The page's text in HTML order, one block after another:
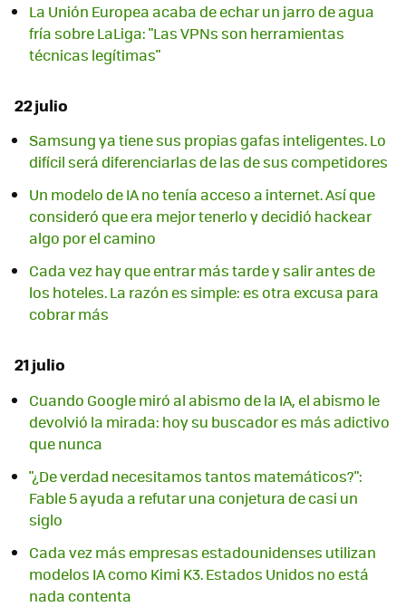
La Unión Europea acaba de echar un jarro de agua
fría sobre LaLiga: "Las VPNs son herramientas
técnicas legítimas"
22 julio
Samsung ya tiene sus propias gafas inteligentes. Lo
difícil será diferenciarlas de las de sus competidores
Un modelo de IA no tenía acceso a internet. Así que
consideró que era mejor tenerlo y decidió hackear
algo por el camino
Cada vez hay que entrar más tarde y salir antes de
los hoteles. La razón es simple: es otra excusa para
cobrar más
21 julio
Cuando Google miró al abismo de la IA, el abismo le
devolvió la mirada: hoy su buscador es más adictivo
que nunca
"¿De verdad necesitamos tantos matemáticos?":
Fable 5 ayuda a refutar una conjetura de casi un
siglo
Cada vez más empresas estadounidenses utilizan
modelos IA como Kimi K3. Estados Unidos no está
nada contenta